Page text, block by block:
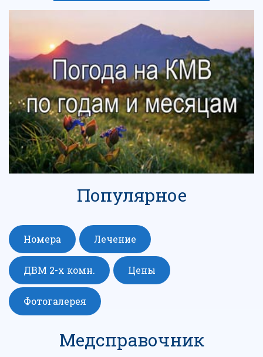
Популярное
Номера Лечение
ДВМ 2-х комн. Цены
Фотогалерея
Медсправочник